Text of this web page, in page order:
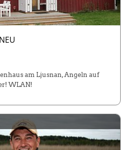
am Ljusnan, Angeln auf
WLAN!
und Hechtfans!